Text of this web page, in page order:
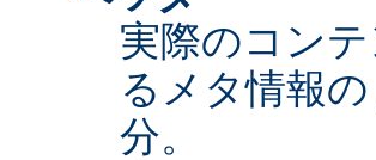
実際のコン
るメタ情報
分。